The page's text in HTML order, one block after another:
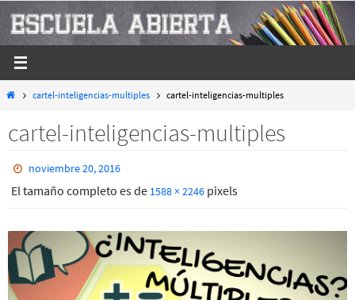
contenido
Iniciocartel-inteligencias-multiples cartel-inteligencias-multiples
cartel-inteligencias-multiples
noviembre 20, 2016
El tamaño completo es de 1588 × 2246 pixels